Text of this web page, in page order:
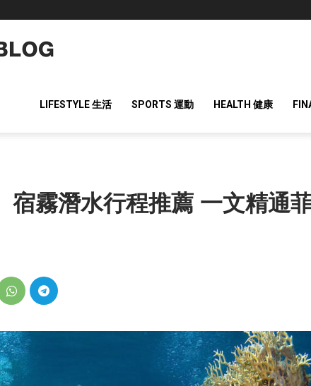
BLOG
LIFESTYLE 生活 SPORTS 運動 HEALTH 健康
宿霧潛水行程推薦 一文精通